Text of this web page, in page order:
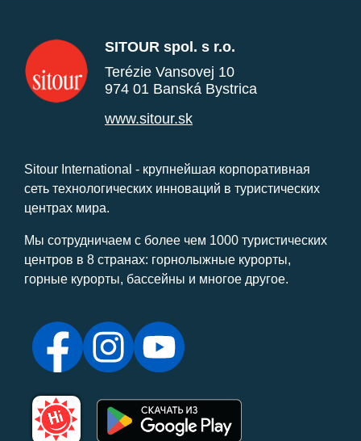
SITOUR spol. s r.o.
Terézie Vansovej 10
974 01 Banská Bystrica
www.sitour.sk
Sitour International - крупнейшая корпоративная
сеть технологических инноваций в туристических
центрах мира.
Мы сотрудничаем с более чем 1000 туристических
центров в 8 странах: горнолыжные курорты,
горные курорты, бассейны и многое другое.